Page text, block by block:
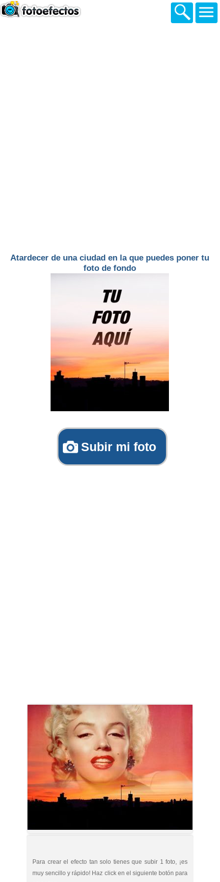
Atardecer de una ciudad en la que puedes poner tu
foto de fondo
Subir mi foto
Para crear el efecto tan solo tienes que subir 1 foto, ¡es
muy sencillo y rápido! Haz click en el siguiente botón para